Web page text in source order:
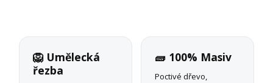
🦁 Umělecká
řezba
🧱 100% Masiv
Poctivé dřevo,